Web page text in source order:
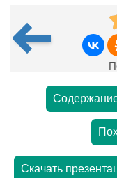
Скачать